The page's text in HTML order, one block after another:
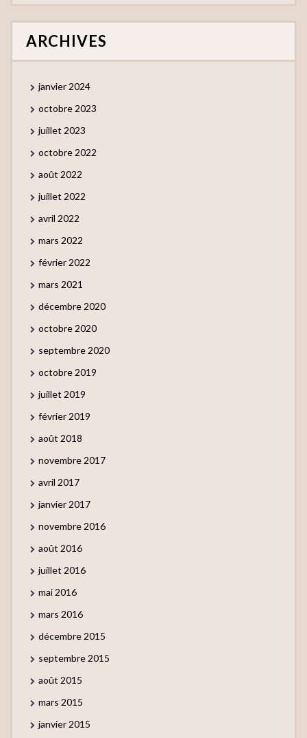
ARCHIVES
janvier 2024
octobre 2023
juillet 2023
octobre 2022
août 2022
juillet 2022
avril 2022
mars 2022
février 2022
mars 2021
décembre 2020
octobre 2020
septembre 2020
octobre 2019
juillet 2019
février 2019
août 2018
novembre 2017
avril 2017
janvier 2017
novembre 2016
août 2016
juillet 2016
mai 2016
mars 2016
décembre 2015
septembre 2015
août 2015
mars 2015
janvier 2015